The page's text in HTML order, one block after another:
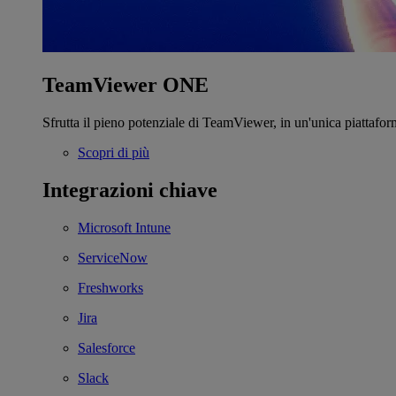
TeamViewer ONE
Sfrutta il pieno potenziale di TeamViewer, in un'unica
Scopri di più
Integrazioni chiave
Microsoft Intune
ServiceNow
Freshworks
Jira
Salesforce
Slack